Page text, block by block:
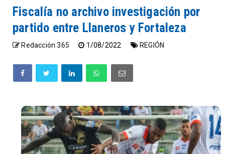
Fiscalía no archivo investigación por
partido entre Llaneros y Fortaleza
Redacción 365 1/08/2022 REGIÓN